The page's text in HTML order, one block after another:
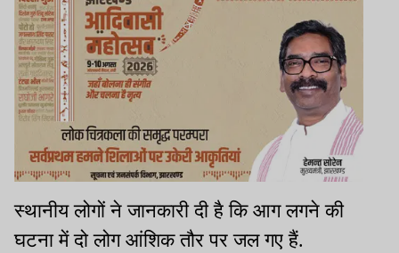
स्थानीय लोगों ने जानकारी दी है कि आग लगने की
घटना में दो लोग आंशिक तौर पर जल गए हैं.